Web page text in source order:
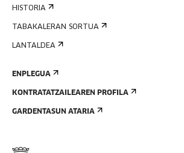
HISTORIA
TABAKALERAN SORTUA
LANTALDEA
ENPLEGUA
KONTRATATZAILEAREN PROFILA
GARDENTASUN ATARIA